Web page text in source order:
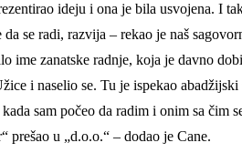
ideju i ona je bila usvojena. I
se radi, razvija – rekao je naš
ime zanatske radnje, koja je davno
i naselio se. Tu je ispekao
sam počeo da radim i onim sa čim
prešao u „d.o.o.“ – dodao je Cane.